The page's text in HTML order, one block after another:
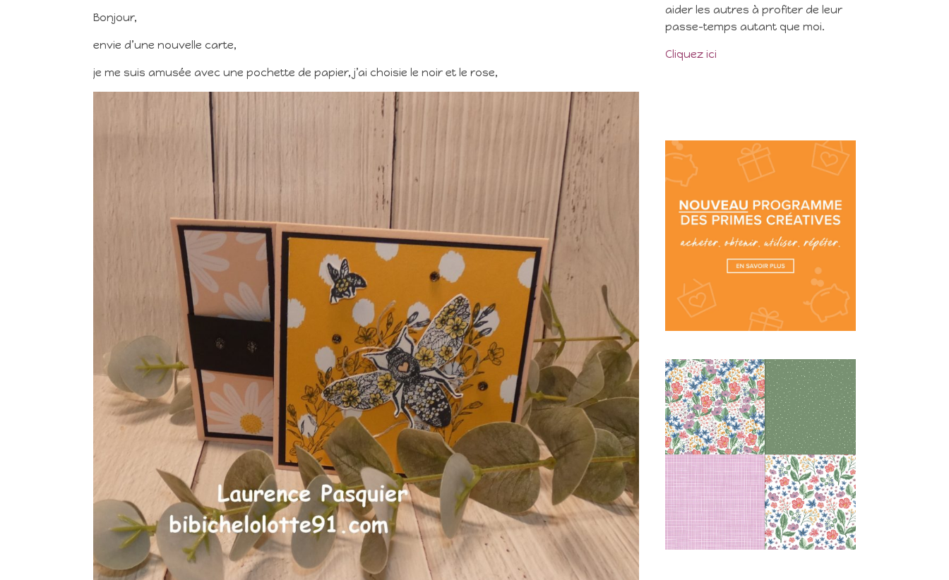
Bonjour,
envie d’une nouvelle carte,
je me suis amusée avec une pochette de papier, j’ai choisie le noir et le rose,
aider les autres à profiter de leur
passe-temps autant que moi.
Cliquez ici